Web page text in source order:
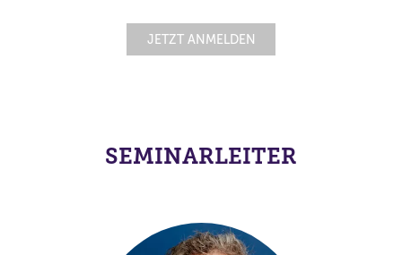
JETZT ANMELDEN
SEMINARLEITER